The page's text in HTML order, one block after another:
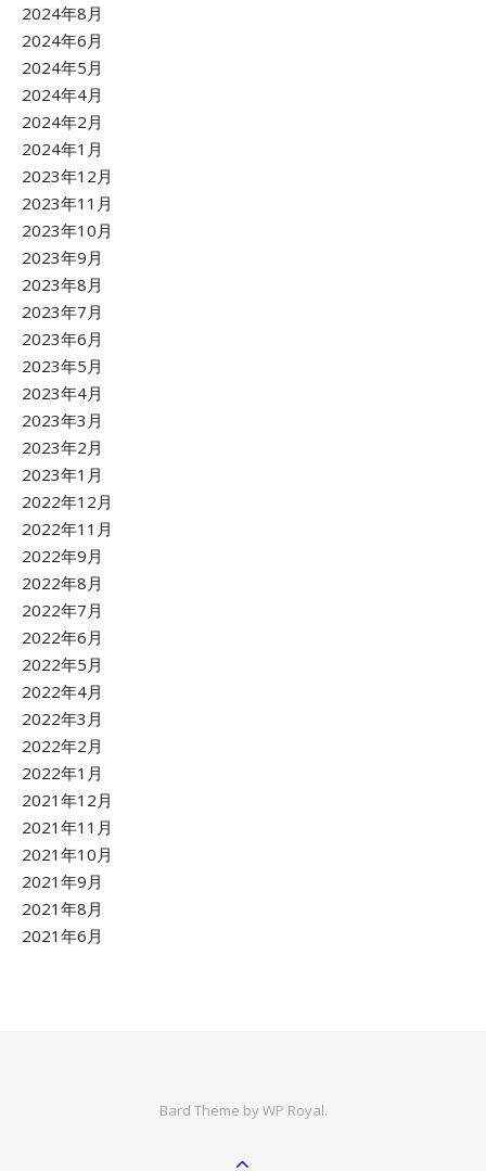
2024年8月
2024年6月
2024年5月
2024年4月
2024年2月
2024年1月
2023年12月
2023年11月
2023年10月
2023年9月
2023年8月
2023年7月
2023年6月
2023年5月
2023年4月
2023年3月
2023年2月
2023年1月
2022年12月
2022年11月
2022年9月
2022年8月
2022年7月
2022年6月
2022年5月
2022年4月
2022年3月
2022年2月
2022年1月
2021年12月
2021年11月
2021年10月
2021年9月
2021年8月
2021年6月
Bard Theme byWP Royal.